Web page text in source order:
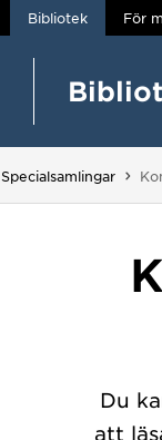
Bibliotek För
Specialsamlingar Du
Du
att